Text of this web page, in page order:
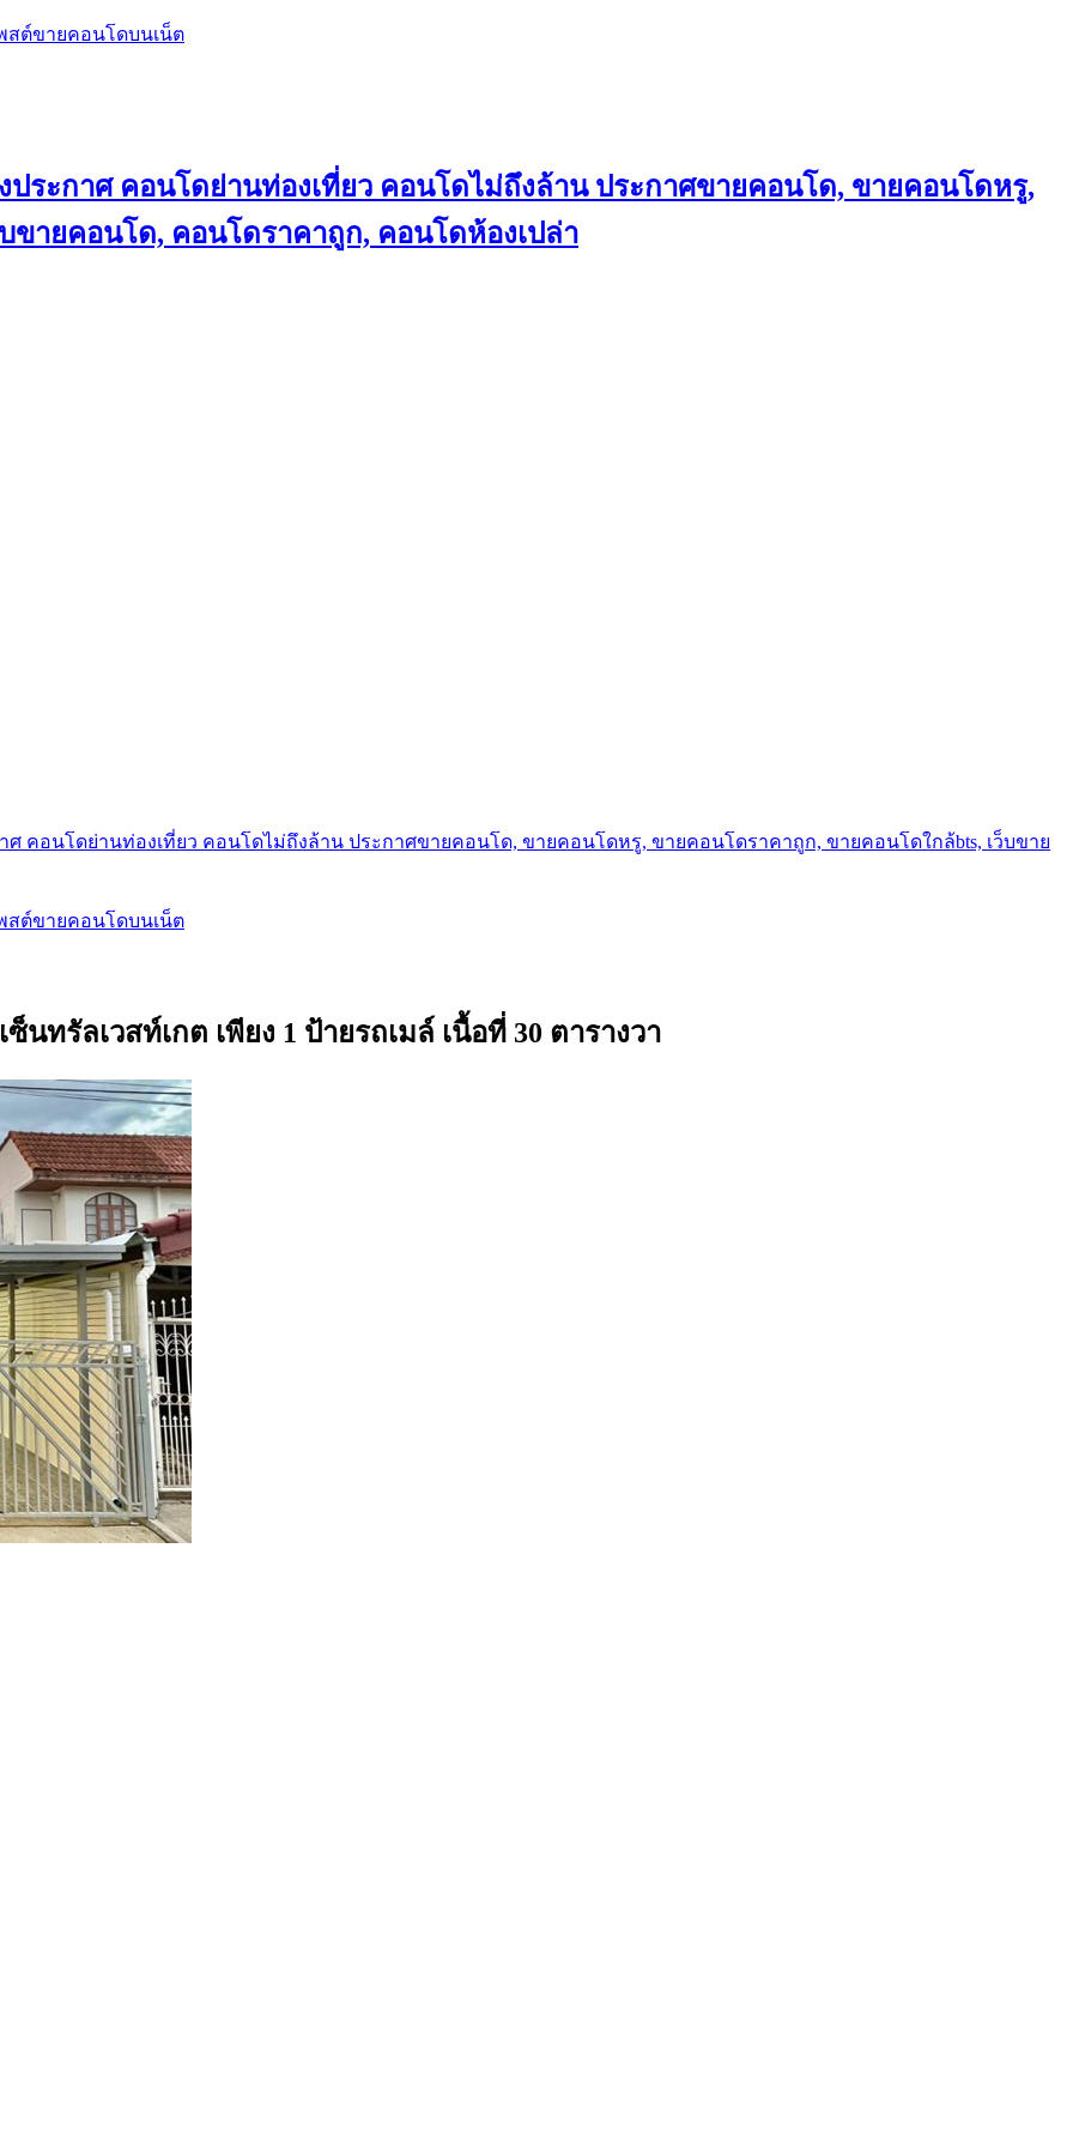
สต์ขายคอนโดบนเน็ต
ประกาศ คอนโดย่านท่องเที่ยว คอนโดไม่ถึงล้าน ประกาศขายคอนโด, ขายคอนโดหรู,
ขายคอนโด, คอนโดราคาถูก, คอนโดห้องเปล่า
ศ คอนโดย่านท่องเที่ยว คอนโดไม่ถึงล้าน ประกาศขายคอนโด, ขายคอนโดหรู, ขายคอนโดราคาถูก, ขายคอนโดใกล้bts, เว็บขาย
สต์ขายคอนโดบนเน็ต
ทรัลเวสท์เกต เพียง 1 ป้ายรถเมล์ เนื้อที่ 30 ตารางวา